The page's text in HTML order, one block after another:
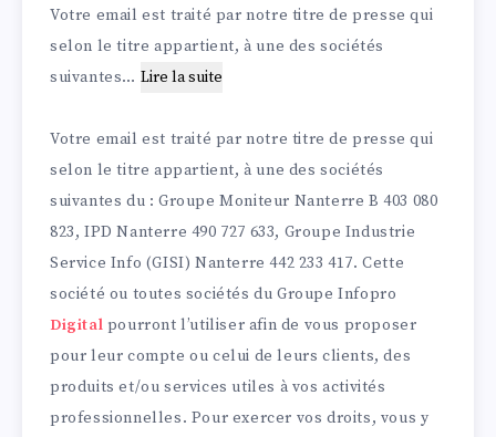
Votre email est traité par notre titre de presse qui
selon le titre appartient, à une des sociétés
suivantes… Lire la suite
Votre email est traité par notre titre de presse qui
selon le titre appartient, à une des sociétés
suivantes du : Groupe Moniteur Nanterre B 403 080
823, IPD Nanterre 490 727 633, Groupe Industrie
Service Info (GISI) Nanterre 442 233 417. Cette
société ou toutes sociétés du Groupe Infopro
Digital pourront l’utiliser afin de vous proposer
pour leur compte ou celui de leurs clients, des
produits et/ou services utiles à vos activités
professionnelles. Pour exercer vos droits, vous y